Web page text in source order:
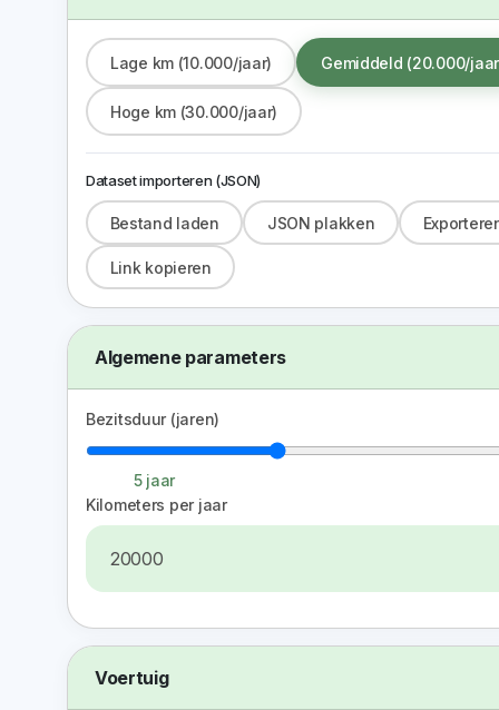
Lage km (10.000/jaar) Gemiddeld (20.000/
Hoge km (30.000/jaar)
Dataset importeren (JSON)
Bestand laden JSON plakken
Link kopieren
Algemene parameters
Bezitsduur (jaren)
5 jaar
Kilometers per jaar
Voertuig